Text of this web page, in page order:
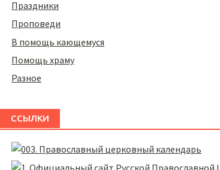
Праздники
Проповеди
В помощь кающемуся
Помощь храму
Разное
ССЫЛКИ